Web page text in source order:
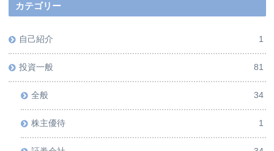
カテゴリー
自己紹介 1
投資一般 81
全般 34
株主優待 1